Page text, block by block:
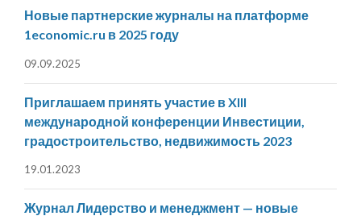
Новые партнерские журналы на платформе
1economic.ru в 2025 году
09.09.2025
Приглашаем принять участие в XIII
международной конференции Инвестиции,
градостроительство, недвижимость 2023
19.01.2023
Журнал Лидерство и менеджмент — новые